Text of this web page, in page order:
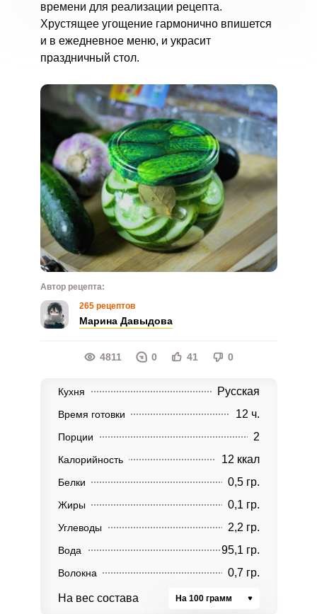
времени для реализации рецепта.
Хрустящее угощение гармонично впишется
и в ежедневное меню, и украсит
праздничный стол.
Автор рецепта:
265 рецептов
Марина Давыдова
4811 0 41 0
Кухня Русская
Время готовки 12 ч.
Порции 2
Калорийность 12 ккал
Белки 0,5 гр.
Жиры 0,1 гр.
Углеводы 2,2 гр.
Вода 95,1 гр.
Волокна 0,7 гр.
На вес состава На 100 грамм